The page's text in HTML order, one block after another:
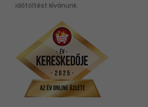
időtöltést kívánunk.